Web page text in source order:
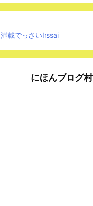
載でっさいIrssai
にほんブログ村